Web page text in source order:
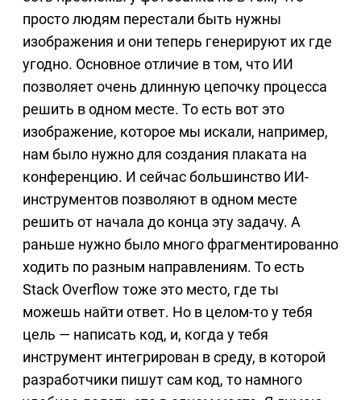
просто людям перестали быть нужны
изображения и они теперь генерируют их где
угодно. Основное отличие в том, что ИИ
позволяет очень длинную цепочку процесса
решить в одном месте. То есть вот это
изображение, которое мы искали, например,
нам было нужно для создания плаката на
конференцию. И сейчас большинство ИИ-
инструментов позволяют в одном месте
решить от начала до конца эту задачу. А
раньше нужно было много фрагментированно
ходить по разным направлениям. То есть
Stack Overflow тоже это место, где ты
можешь найти ответ. Но в целом-то у тебя
цель — написать код, и, когда у тебя
инструмент интегрирован в среду, в которой
разработчики пишут сам код, то намного